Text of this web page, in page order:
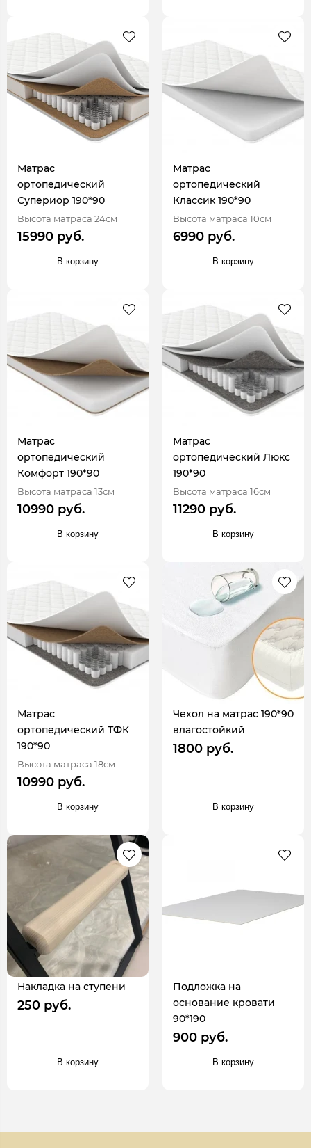
Матрас
ортопедический
Супериор 190*90
Высота матраса 24см
15990 руб.
В корзину
Матрас
ортопедический
Классик 190*90
Высота матраса 10см
6990 руб.
В корзину
Матрас
ортопедический
Комфорт 190*90
Высота матраса 13см
10990 руб.
В корзину
Матрас
ортопедический Люкс
190*90
Высота матраса 16см
11290 руб.
В корзину
Матрас
ортопедический ТФК
190*90
Высота матраса 18см
10990 руб.
В корзину
Чехол на матрас 190*90
влагостойкий
1800 руб.
В корзину
Накладка на ступени
250 руб.
В корзину
Подложка на
основание кровати
90*190
900 руб.
В корзину